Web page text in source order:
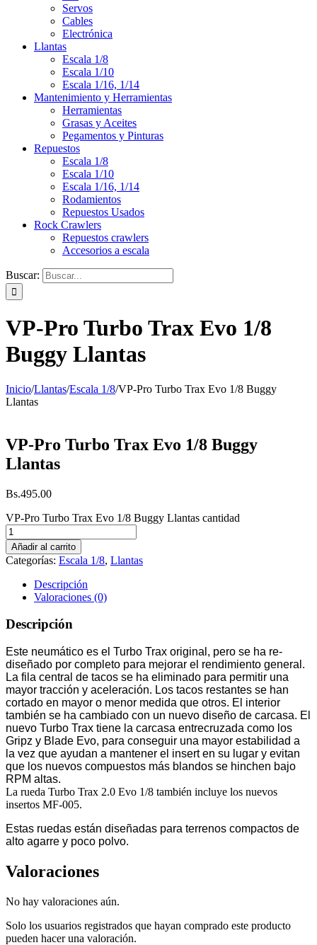
Servos
Cables
Electrónica
Llantas
Escala 1/8
Escala 1/10
Escala 1/16, 1/14
Mantenimiento y Herramientas
Herramientas
Grasas y Aceites
Pegamentos y Pinturas
Repuestos
Escala 1/8
Escala 1/10
Escala 1/16, 1/14
Rodamientos
Repuestos Usados
Rock Crawlers
Repuestos crawlers
Accesorios a escala
Buscar:
VP-Pro Turbo Trax Evo 1/8
Buggy Llantas
Inicio/Llantas/Escala 1/8/VP-Pro Turbo Trax Evo 1/8 Buggy
Llantas
VP-Pro Turbo Trax Evo 1/8 Buggy
Llantas
Bs.495.00
VP-Pro Turbo Trax Evo 1/8 Buggy Llantas cantidad
Añadir al carrito
Categorías: Escala 1/8, Llantas
Descripción
Valoraciones (0)
Descripción
Este neumático es el Turbo Trax original, pero se ha re-
diseñado por completo para mejorar el rendimiento general.
La fila central de tacos se ha eliminado para permitir una
mayor tracción y aceleración. Los tacos restantes se han
cortado en mayor o menor medida que otros. El interior
también se ha cambiado con un nuevo diseño de carcasa. El
nuevo Turbo Trax tiene la carcasa entrecruzada como los
Gripz y Blade Evo, para conseguir una mayor estabilidad a
la vez que ayudan a mantener el insert en su lugar y evitan
que los nuevos compuestos más blandos se hinchen bajo
RPM altas.
La rueda Turbo Trax 2.0 Evo 1/8 también incluye los nuevos
insertos MF-005.
Estas ruedas están diseñadas para terrenos compactos de
alto agarre y poco polvo.
Valoraciones
No hay valoraciones aún.
Solo los usuarios registrados que hayan comprado este producto
pueden hacer una valoración.